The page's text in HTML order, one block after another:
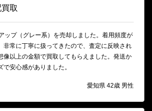
取
ップ（グレー系）を売却しました。着用頻度が
非常に丁寧に扱ってきたので、査定に反映され
像以上の金額で買取してもらえました。発送か
で安心感がありました。
愛知県 42歳 男性